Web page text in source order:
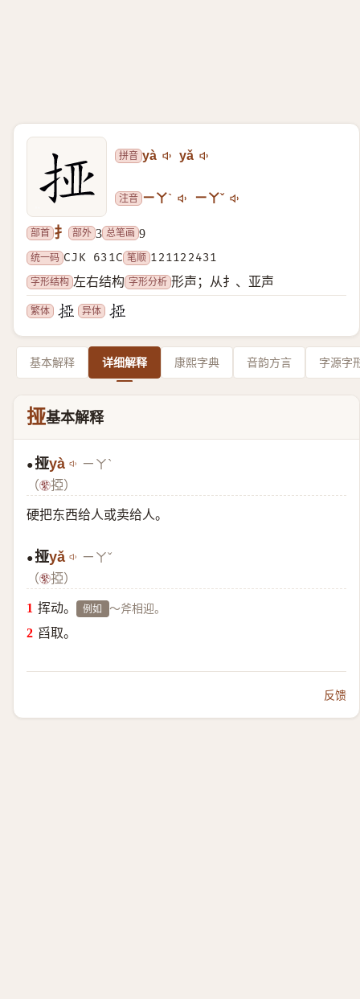
拼音 yà yǎ
注音 ㄧㄚˋ ㄧㄚˇ
部首 扌 部外 3 总笔画 9
统一码 CJK 631C 笔顺 121122431
字形结构 左右结构 字形分析 形声；从扌、亚声
繁体 异体
基本解释 详细解释 康熙字典 音韵方言 字源字
挜基本解释
●挜yà ㄧㄚˋ
（
掗）
硬把东西给人或卖给人。
●挜yǎ ㄧㄚˇ
（
掗）
挥动。
例如 ～斧相迎。
舀取。
反馈